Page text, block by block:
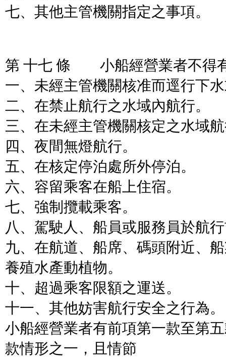
七、其他主管機關指定之事項。
第 十七 條 小船經營業者不得
一、未經主管機關核准而逕行下
二、在禁止航行之水域內航行。
三、在未經主管機關核定之水域
四、夜間無燈航行。
五、在核定停泊處所外停泊。
六、容留乘客在船上住宿。
七、強制攬載乘客。
八、駕駛人、船員或服務員於航
九、在航道、船席、碼頭附近、
養殖水產動植物。
十、超過乘客限額之運送。
十一、其他妨害航行安全之行為。
小船經營業者有前項第一款至第
款情形之一，且情節